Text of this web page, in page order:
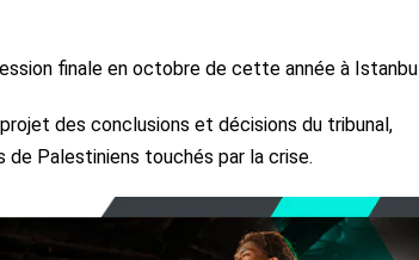
finale en octobre de cette année à
des conclusions et décisions du tribunal,
Palestiniens touchés par la crise.